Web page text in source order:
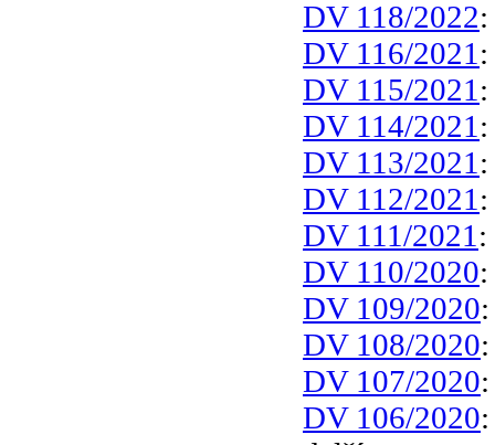
DV 118/2022:
DV 116/2021 :
DV 115/2021 :
DV 114/2021 :
DV 113/2021 :
DV 112/2021 :
DV 111/2021 :
DV 110/2020:
DV 109/2020
DV 108/2020
DV 107/2020
DV 106/2020